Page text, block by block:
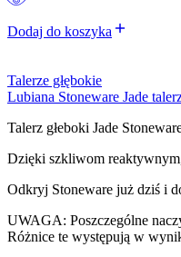
Dodaj do koszyka
Talerze głębokie
Lubiana Stoneware Jade
Talerz głeboki Jade
Dzięki szkliwom
Odkryj Stoneware już dziś i
UWAGA: Poszczególne
Różnice te występują w